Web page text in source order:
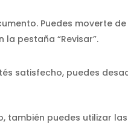
Puedes moverte
la pestaña “Revisar”.
satisfecho, puedes
puedes utilizar